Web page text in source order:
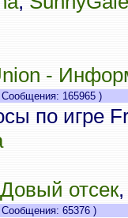
-
165965 )
по игре
отсек
65376 )